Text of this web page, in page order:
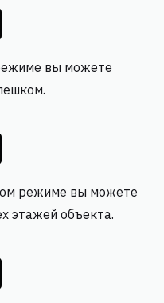
вы можете
режиме вы можете
этажей объекта.